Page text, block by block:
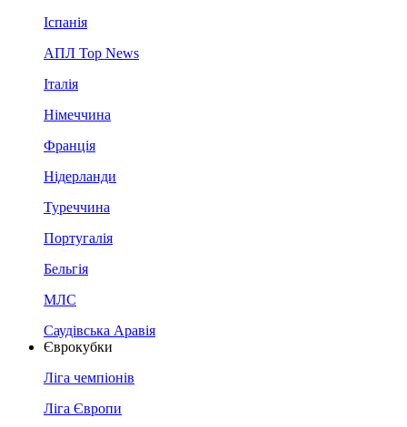
Іспанія
АПЛ Top News
Італія
Німеччина
Франція
Нідерланди
Туреччина
Португалія
Бельгія
МЛС
Саудівська Аравія
Єврокубки
Ліга чемпіонів
Ліга Європи